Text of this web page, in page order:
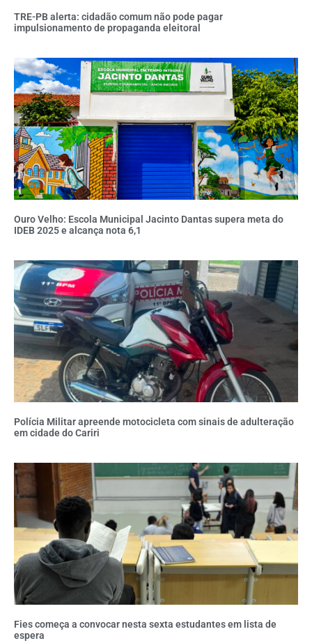
TRE-PB alerta: cidadão comum não pode pagar
impulsionamento de propaganda eleitoral
Ouro Velho: Escola Municipal Jacinto Dantas supera meta do
IDEB 2025 e alcança nota 6,1
Polícia Militar apreende motocicleta com sinais de adulteração
em cidade do Cariri
Fies começa a convocar nesta sexta estudantes em lista de
espera